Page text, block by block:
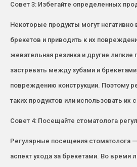
Совет 3: Избегайте определенных
Некоторые продукты могут негативно
брекетов и приводить к их
жевательная резинка и другие липкие
застревать между зубами и
повреждению конструкции. Поэтому
таких продуктов или использовать их
Совет 4: Посещайте стоматолога
Регулярные посещения стоматолога
аспект ухода за брекетами. Во время